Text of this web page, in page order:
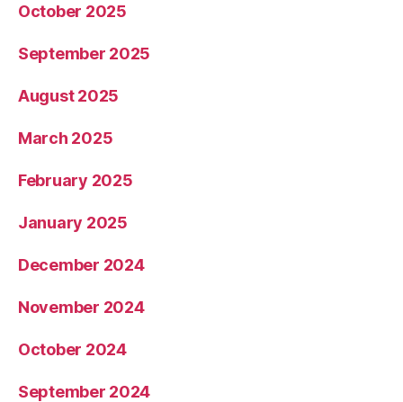
October 2025
September 2025
August 2025
March 2025
February 2025
January 2025
December 2024
November 2024
October 2024
September 2024